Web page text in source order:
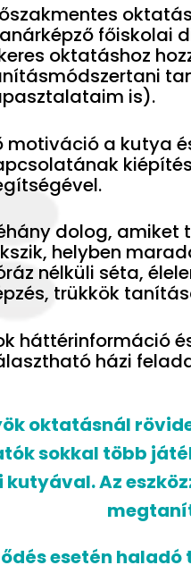
főiskolai
oktatáshoz
is).
motiváció a kutya
dolog, amiket
helyben
nélküli séta,
trükkök
háttérinformáció
házi
oktatásnál
sokkal több
kutyával. Az
esetén